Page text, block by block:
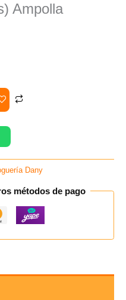
Ampolla
Dany
métodos de pago